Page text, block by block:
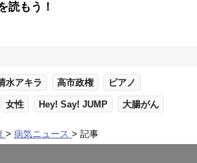
読もう！
水アキラ 高市政権 ピアノ
女性 Hey! Say! JUMP 大腸がん
病気ニュース 記事